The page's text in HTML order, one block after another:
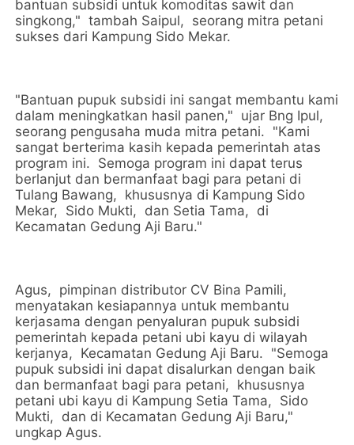
bantuan subsidi untuk komoditas sawit dan
singkong," tambah Saipul, seorang mitra petani
sukses dari Kampung Sido Mekar.
"Bantuan pupuk subsidi ini sangat membantu kami
dalam meningkatkan hasil panen," ujar Bng Ipul,
seorang pengusaha muda mitra petani. "Kami
sangat berterima kasih kepada pemerintah atas
program ini. Semoga program ini dapat terus
berlanjut dan bermanfaat bagi para petani di
Tulang Bawang, khususnya di Kampung Sido
Mekar, Sido Mukti, dan Setia Tama, di
Kecamatan Gedung Aji Baru."
Agus, pimpinan distributor CV Bina Pamili,
menyatakan kesiapannya untuk membantu
kerjasama dengan penyaluran pupuk subsidi
pemerintah kepada petani ubi kayu di wilayah
kerjanya, Kecamatan Gedung Aji Baru. "Semoga
pupuk subsidi ini dapat disalurkan dengan baik
dan bermanfaat bagi para petani, khususnya
petani ubi kayu di Kampung Setia Tama, Sido
Mukti, dan di Kecamatan Gedung Aji Baru,"
ungkap Agus.